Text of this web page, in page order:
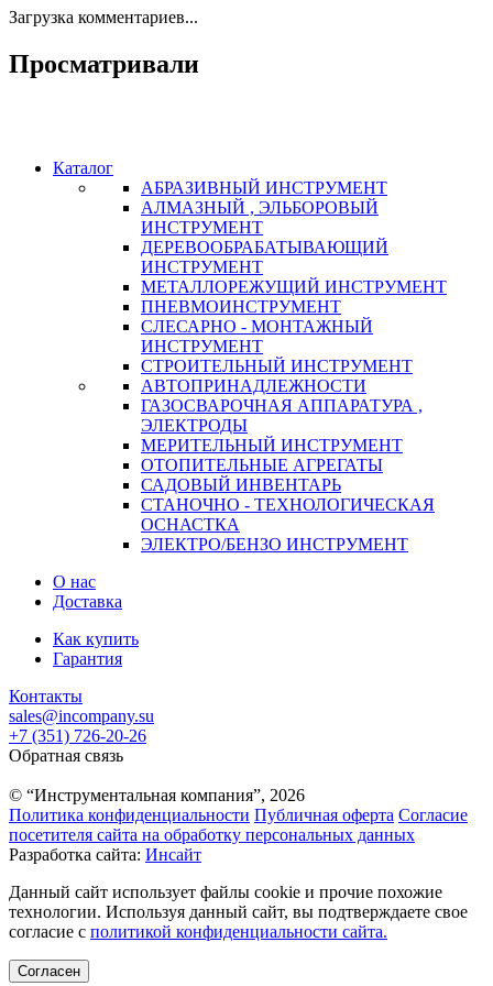
Загрузка комментариев...
Просматривали
Каталог
АБРАЗИВНЫЙ ИНСТРУМЕНТ
АЛМАЗНЫЙ , ЭЛЬБОРОВЫЙ
ИНСТРУМЕНТ
ДЕРЕВООБРАБАТЫВАЮЩИЙ
ИНСТРУМЕНТ
МЕТАЛЛОРЕЖУЩИЙ ИНСТРУМЕНТ
ПНЕВМОИНСТРУМЕНТ
СЛЕСАРНО - МОНТАЖНЫЙ
ИНСТРУМЕНТ
СТРОИТЕЛЬНЫЙ ИНСТРУМЕНТ
АВТОПРИНАДЛЕЖНОСТИ
ГАЗОСВАРОЧНАЯ АППАРАТУРА ,
ЭЛЕКТРОДЫ
МЕРИТЕЛЬНЫЙ ИНСТРУМЕНТ
ОТОПИТЕЛЬНЫЕ АГРЕГАТЫ
САДОВЫЙ ИНВЕНТАРЬ
СТАНОЧНО - ТЕХНОЛОГИЧЕСКАЯ
ОСНАСТКА
ЭЛЕКТРО/БЕНЗО ИНСТРУМЕНТ
О нас
Доставка
Как купить
Гарантия
Контакты
sales@incompany.su
+7 (351) 726-20-26
Обратная связь
© “Инструментальная компания”, 2026
Политика конфиденциальности Публичная оферта Согласие
посетителя сайта на обработку персональных данных
Разработка сайта: Инсайт
Данный сайт использует файлы cookie и прочие похожие
технологии. Используя данный сайт, вы подтверждаете свое
согласие с политикой конфиденциальности сайта.
Согласен